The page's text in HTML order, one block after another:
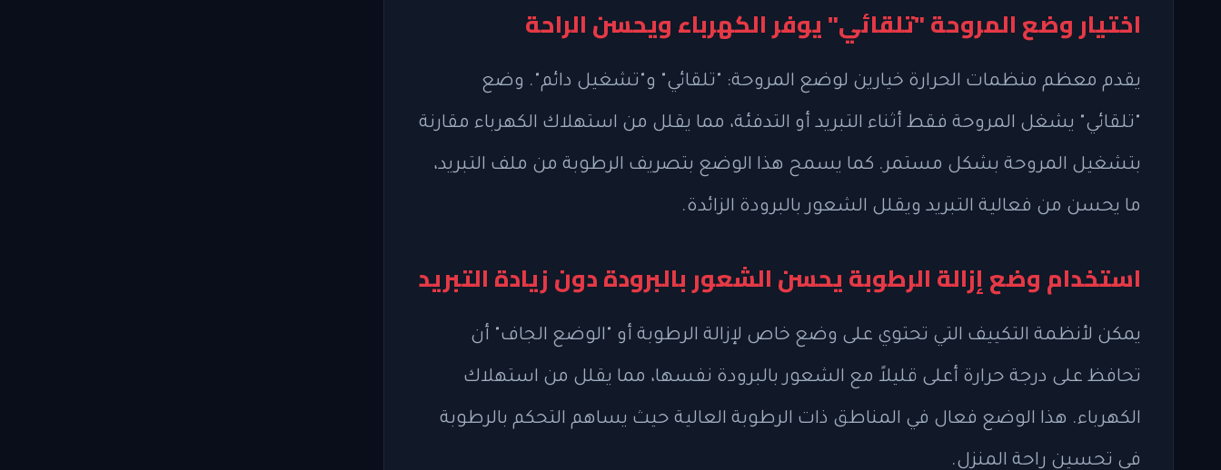
اختيار وضع المروحة "تلقائي" يوفر الكهرباء ويحسن الراحة
يقدم معظم منظمات الحرارة خيارين لوضع المروحة: "تلقائي" و"تشغيل دائم". وضع
"تلقائي" يشغل المروحة فقط أثناء التبريد أو التدفئة، مما يقلل من استهلاك الكهرباء مقارنة
بتشغيل المروحة بشكل مستمر. كما يسمح هذا الوضع بتصريف الرطوبة من ملف التبريد،
ما يحسن من فعالية التبريد ويقلل الشعور بالبرودة الزائدة.
استخدام وضع إزالة الرطوبة يحسن الشعور بالبرودة دون زيادة التبريد
يمكن لأنظمة التكييف التي تحتوي على وضع خاص لإزالة الرطوبة أو "الوضع الجاف" أن
تحافظ على درجة حرارة أعلى قليلاً مع الشعور بالبرودة نفسها، مما يقلل من استهلاك
الكهرباء. هذا الوضع فعال في المناطق ذات الرطوبة العالية حيث يساهم التحكم بالرطوبة
في تحسين راحة المنزل.